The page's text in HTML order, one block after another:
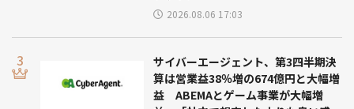
2026.08.06 17:03
サイバーエージェント、第3四半期決
算は営業益38％増の674億円と大幅増
益 ABEMAとゲーム事業が大幅増